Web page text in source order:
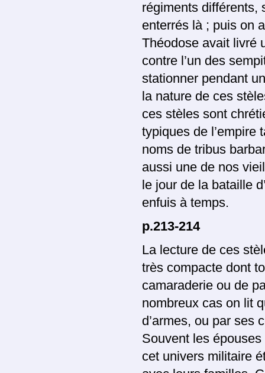
régiments différents,
enterrés là ; puis on
Théodose avait livré
contre l’un des
stationner pendant
la nature de ces
ces stèles sont
typiques de l’empire
noms de tribus
aussi une de nos
le jour de la bataille
enfuis à temps.
p.213-214
La lecture de ces
très compacte dont
camaraderie ou de
nombreux cas on lit
d’armes, ou par ses
Souvent les
cet univers militaire